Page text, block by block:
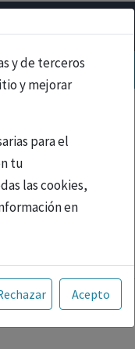
y de terceros
y mejorar
para el
tu
las cookies,
en
Web está
y, por
legalmente
medicamentos
Acepto